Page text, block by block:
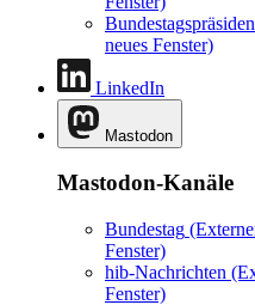
neues Fenster)
LinkedIn
Mastodon
Mastodon-Kanäle
Bundestag
Fenster)
hib-Nachrichten
Fenster)